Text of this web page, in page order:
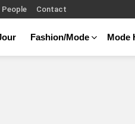
People Contact
Fashion/Mode Mode